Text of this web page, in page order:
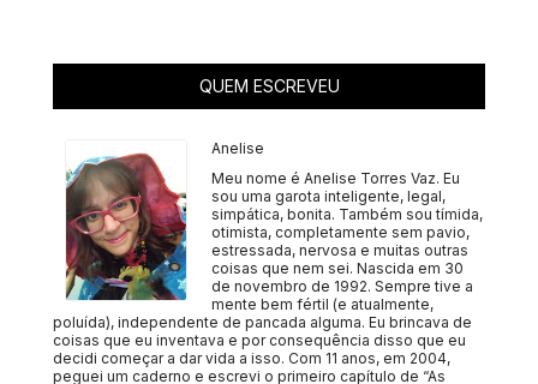
QUEM ESCREVEU
Anelise
Meu nome é Anelise Torres Vaz. Eu
sou uma garota inteligente, legal,
simpática, bonita. Também sou tímida,
otimista, completamente sem pavio,
estressada, nervosa e muitas outras
coisas que nem sei. Nascida em 30
de novembro de 1992. Sempre tive a
mente bem fértil (e atualmente,
poluída), independente de pancada alguma. Eu brincava de
coisas que eu inventava e por consequência disso que eu
decidi começar a dar vida a isso. Com 11 anos, em 2004,
peguei um caderno e escrevi o primeiro capítulo de “As